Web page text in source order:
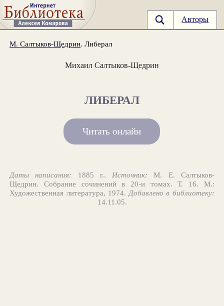
Авторы
М. Салтыков-Щедрин. Либерал
Михаил Салтыков-Щедрин
ЛИБЕРАЛ
Читать онлайн
Даты написания: 1885 г..Источник: М. Е. Салтыков-
Щедрин. Собрание сочинений в 20-и томах. Т. 16. М.:
Художественная литература, 1974.Добавлено в библиотеку:
14.11.05.